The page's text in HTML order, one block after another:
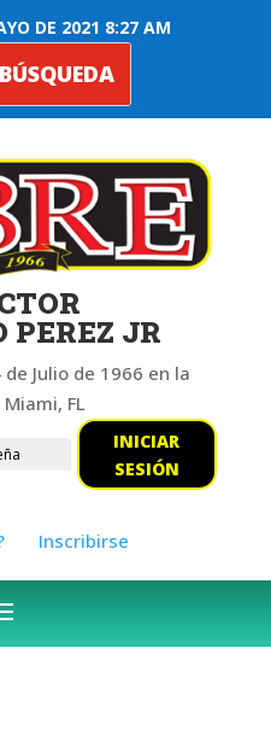
DE 2021 8:27 AM
PEREZ JR
Julio de 1966 en la
FL
INICIAR
SESIÓN
Inscribirse